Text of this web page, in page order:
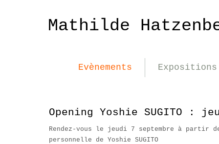
Mathilde
Evènements Expositions
Opening Yoshie SUGITO :
Rendez-vous le jeudi 7 septembre à partir
personnelle de Yoshie SUGITO